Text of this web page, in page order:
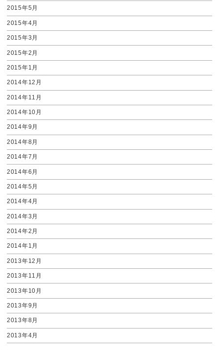
2015年5月
2015年4月
2015年3月
2015年2月
2015年1月
2014年12月
2014年11月
2014年10月
2014年9月
2014年8月
2014年7月
2014年6月
2014年5月
2014年4月
2014年3月
2014年2月
2014年1月
2013年12月
2013年11月
2013年10月
2013年9月
2013年8月
2013年4月